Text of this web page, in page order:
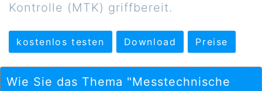
Kontrolle (MTK) griffbereit.
kostenlos testen Download Preise
Wie Sie das Thema "Messtechnische